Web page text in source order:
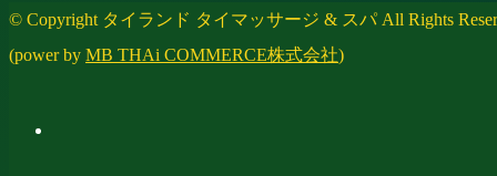
© Copyright タイランド タイマッサージ & スパ All Rights
(power by MB THAi COMMERCE株式会社)